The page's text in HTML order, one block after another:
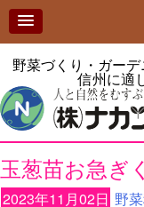
野菜づくり・ガー
信州に適
玉葱苗お急ぎ
2023年11月02日 野